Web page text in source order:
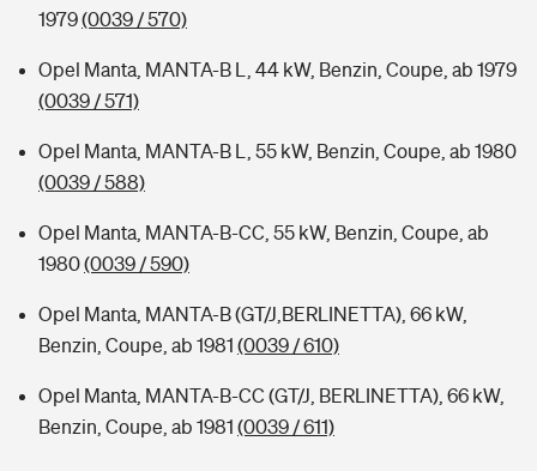
1979(0039 / 570)
Opel Manta, MANTA-B L, 44 kW, Benzin, Coupe, ab 1979
(0039 / 571)
Opel Manta, MANTA-B L, 55 kW, Benzin, Coupe, ab 1980
(0039 / 588)
Opel Manta, MANTA-B-CC, 55 kW, Benzin, Coupe, ab
1980(0039 / 590)
Opel Manta, MANTA-B (GT/J,BERLINETTA), 66 kW,
Benzin, Coupe, ab 1981 (0039 / 610)
Opel Manta, MANTA-B-CC (GT/J, BERLINETTA), 66 kW,
Benzin, Coupe, ab 1981 (0039 / 611)